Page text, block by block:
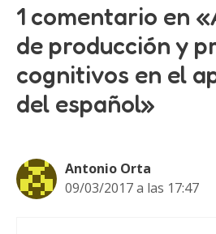
1 comentario en
de producción y
cognitivos en el
del español»
Antonio Orta
09/03/2017 a las 17:47